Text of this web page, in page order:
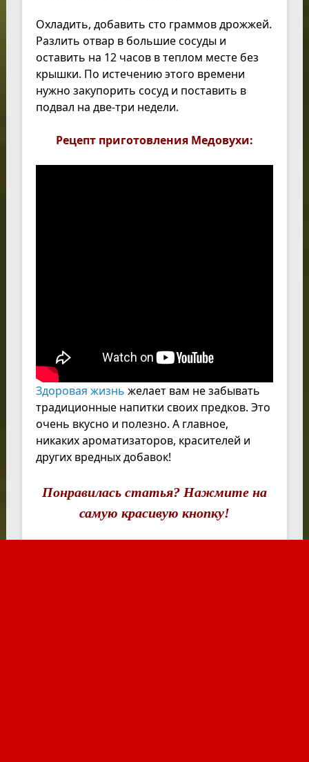
Охладить, добавить сто граммов дрожжей.
Разлить отвар в большие сосуды и
оставить на 12 часов в теплом месте без
крышки. По истечению этого времени
нужно закупорить сосуд и поставить в
подвал на две-три недели.
Рецепт приготовления Медовухи:
Здоровая жизнь желает вам не забывать
традиционные напитки своих предков. Это
очень вкусно и полезно. А главное,
никаких ароматизаторов, красителей и
других вредных добавок!
Понравилась статья? Нажмите на
самую красивую кнопку!